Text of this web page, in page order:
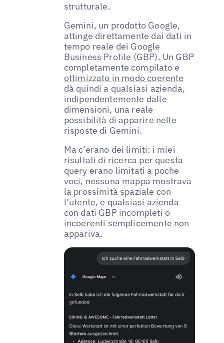
strutturale.
Gemini, un prodotto Google,
attinge direttamente dai dati in
tempo reale dei Google
Business Profile (GBP). Un GBP
completamente compilato e
ottimizzato in modo coerente
dà quindi a qualsiasi azienda,
indipendentemente dalle
dimensioni, una reale
possibilità di apparire nelle
risposte di Gemini.
Ma c’erano dei limiti: i miei
risultati di ricerca per questa
query erano limitati a poche
voci, nessuna mappa mostrava
la prossimità spaziale con
l’utente, e qualsiasi azienda
con dati GBP incompleti o
incoerenti semplicemente non
appariva.